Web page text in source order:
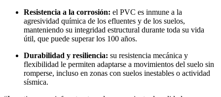
Resistencia a la corrosión: el PVC es inmune a la
agresividad química de los efluentes y de los suelos,
manteniendo su integridad estructural durante toda su vida
útil, que puede superar los 100 años.
Durabilidad y resiliencia: su resistencia mecánica y
flexibilidad le permiten adaptarse a movimientos del suelo sin
romperse, incluso en zonas con suelos inestables o actividad
sísmica.